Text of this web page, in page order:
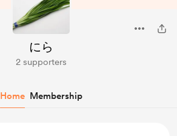
にら
2 supporters
Home Membership